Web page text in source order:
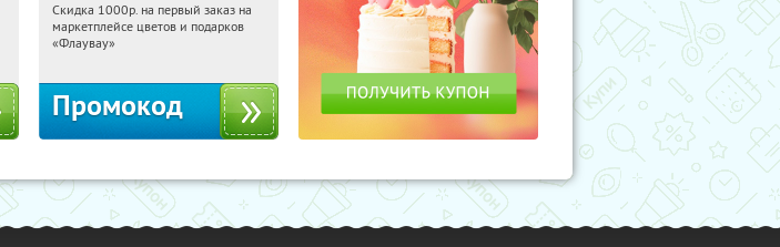
17:35:08 Получили:
Россия
Скидка 1000р. на первый заказ на
маркетплейсе цветов и подарков
«Флаувау»
Промокод